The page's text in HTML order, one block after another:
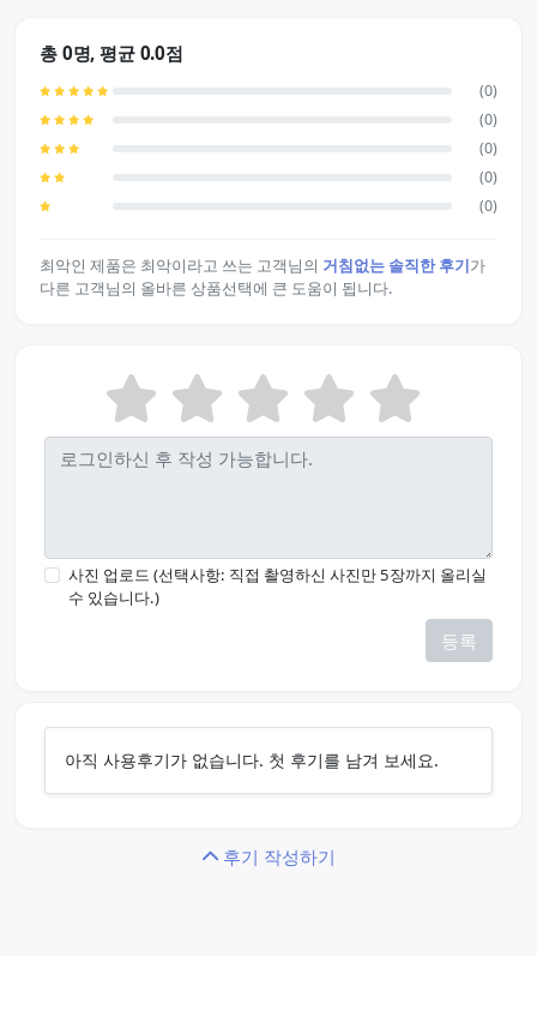
총 0명, 평균 0.0점
(0)
(0)
(0)
(0)
(0)
최악인 제품은 최악이라고 쓰는 고객님의 거침없는 솔직한 후기가
다른 고객님의 올바른 상품선택에 큰 도움이 됩니다.
사진 업로드 (선택사항: 직접 촬영하신 사진만 5장까지 올리실
수 있습니다.)
등록
아직 사용후기가 없습니다. 첫 후기를 남겨 보세요.
후기 작성하기